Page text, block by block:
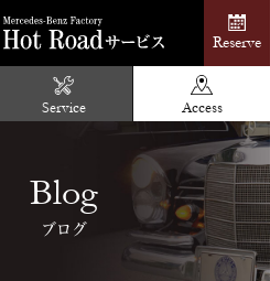
Reserve
Service Access
Blog
ブログ